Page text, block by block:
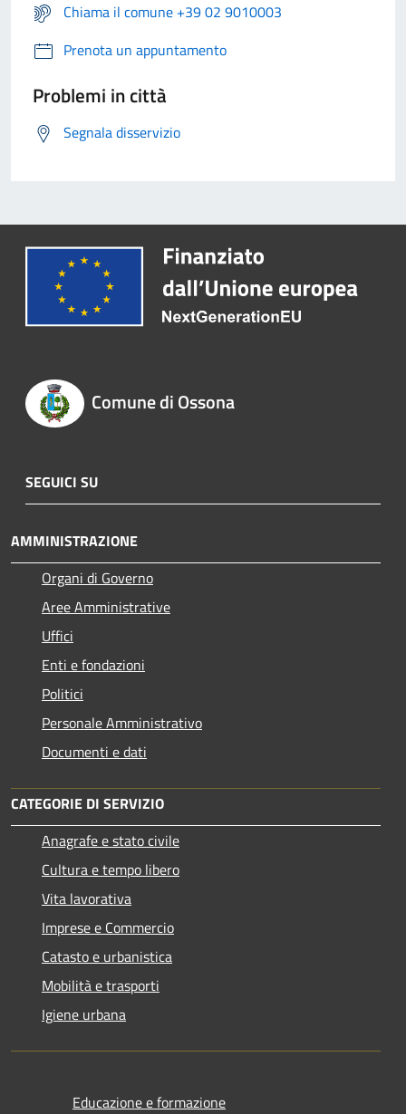
Chiama il comune +39 02 9010003
Prenota un appuntamento
Problemi in città
Segnala disservizio
Comune di Ossona
SEGUICI SU
AMMINISTRAZIONE
Organi di Governo
Aree Amministrative
Uffici
Enti e fondazioni
Politici
Personale Amministrativo
Documenti e dati
CATEGORIE DI SERVIZIO
Anagrafe e stato civile
Cultura e tempo libero
Vita lavorativa
Imprese e Commercio
Catasto e urbanistica
Mobilità e trasporti
Igiene urbana
Educazione e formazione